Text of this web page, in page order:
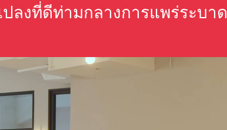
ลงที่ดีท่ามกลางการแพร่ระบาด